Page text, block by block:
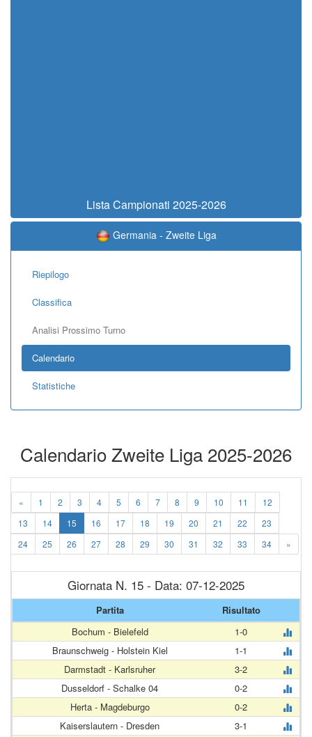
Lista Campionati 2025-2026
Germania - Zweite Liga
Riepilogo
Classifica
Analisi Prossimo Turno
Calendario
Statistiche
Calendario Zweite Liga 2025-2026
« 1 2 3 4 5 6 7 8 9 10 11
12
13
14 15 16 17 18 19 20 21 22
23
24
25 26 27 28 29 30 31 32 33 34 »
Giornata N. 15 - Data: 07-12-2025
Partita
Risultato
Bochum - Bielefeld
1-0
Braunschweig - Holstein Kiel
1-1
Darmstadt - Karlsruher
3-2
Dusseldorf - Schalke 04
0-2
Herta - Magdeburgo
0-2
Kaiserslautern - Dresden
3-1